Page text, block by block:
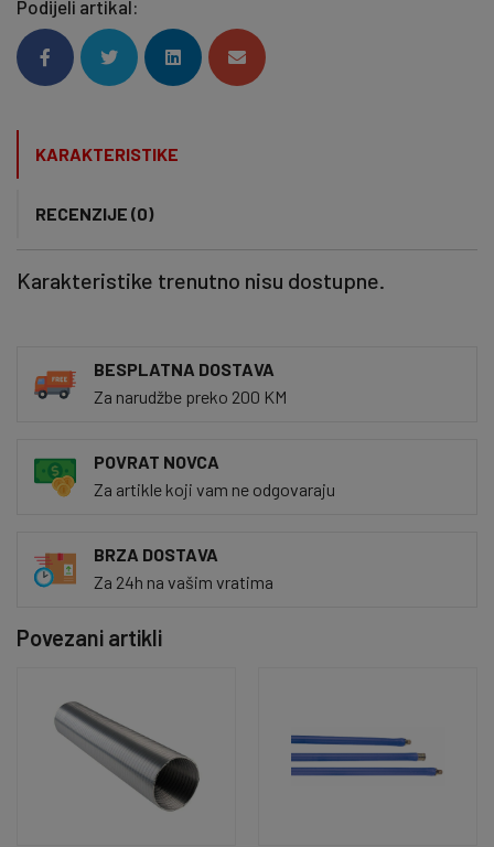
Podijeli artikal:
KARAKTERISTIKE
RECENZIJE (0)
Karakteristike trenutno nisu dostupne.
BESPLATNA DOSTAVA
Za narudžbe preko 200 KM
POVRAT NOVCA
Za artikle koji vam ne odgovaraju
BRZA DOSTAVA
Za 24h na vašim vratima
Povezani artikli